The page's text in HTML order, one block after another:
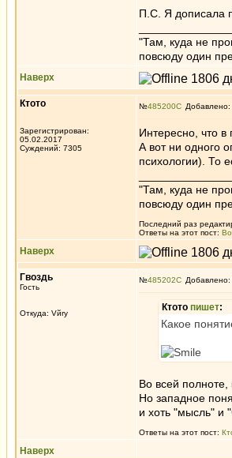
П.С. Я дописала
"Там, куда не
повсюду один
Наверх
Ктото
Зарегистрирован:
05.02.2017
Суждений: 7305
№485200
Интересно, что
А вот ни одного
психологии). То
"Там, куда не
повсюду один
Последний раз
Ответы на этот пост:
Наверх
Гвоздь
Гость
Откуда: Vйry
№485202
Ктото пишет:
Какое
Во всей полноте,
Но западное
и хоть "мысль" и
Ответы на этот пост:
Наверх